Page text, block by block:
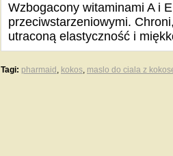
Wzbogacony witaminami A i
przeciwstarzeniowymi.
utraconą elastyczność i
Tagi: pharmaid , kokos, maslo do ciala z